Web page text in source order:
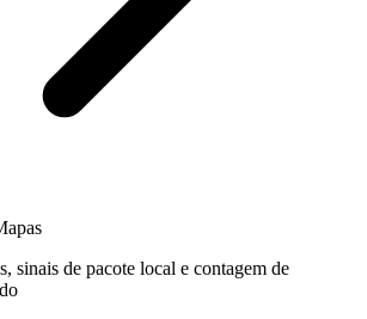
sinais de pacote local e contagem de